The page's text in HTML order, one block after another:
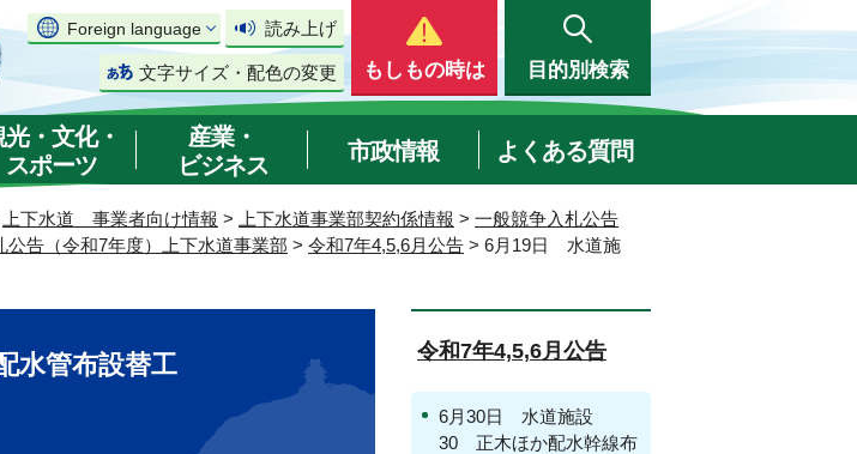
Foreign language 読み上げ
文字サイズ・配色の変更 もしもの時は 目的別検索
光・文化・
スポーツ
産業・
ビジネス
市政情報 よくある質問
上下水道 事業者向け情報 > 上下水道事業部契約係情報 > 一般競争入札公告
公告（令和7年度）上下水道事業部 > 令和7年4,5,6月公告 > 6月19日 水道施
管布設替工
令和7年4,5,6月公告
6月30日 水道施設
30 正木ほか配水幹線布